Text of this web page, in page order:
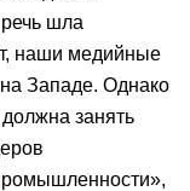
шла
наши медийные
Западе. Однако
занять